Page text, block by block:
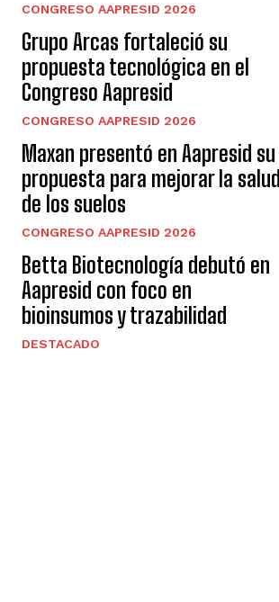
CONGRESO AAPRESID 2026
Grupo Arcas fortaleció su
propuesta tecnológica en el
Congreso Aapresid
CONGRESO AAPRESID 2026
Maxan presentó en Aapresid su
propuesta para mejorar la salud
de los suelos
CONGRESO AAPRESID 2026
Betta Biotecnología debutó en
Aapresid con foco en
bioinsumos y trazabilidad
DESTACADO